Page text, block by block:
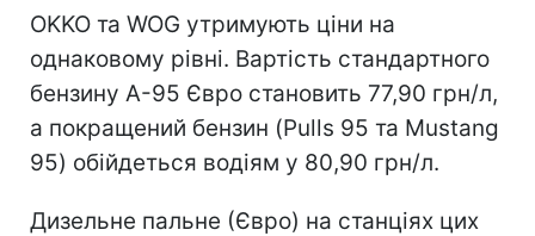
OKKO та WOG утримують ціни на
однаковому рівні. Вартість стандартного
бензину А-95 Євро становить 77,90 грн/л,
а покращений бензин (Pulls 95 та Mustang
95) обійдеться водіям у 80,90 грн/л.
Дизельне пальне (Євро) на станціях цих